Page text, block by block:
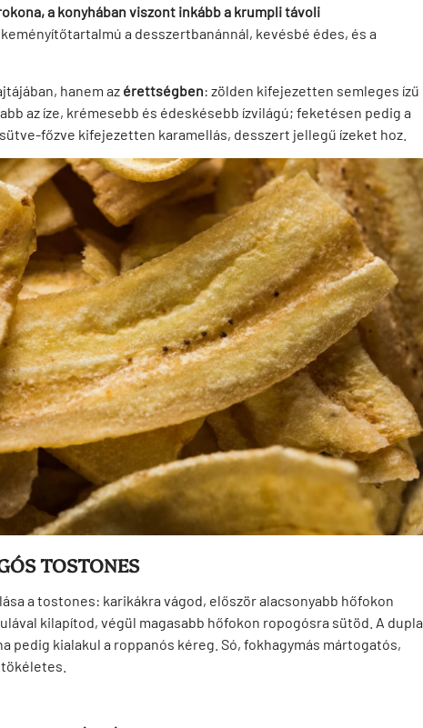
a konyhában viszont inkább a krumpli távoli
a desszertbanánnál, kevésbé édes, és a
hanem az érettségben: zölden kifejezetten semleges ízű
az íze, krémesebb és édeskésebb ízvilágú; feketésen pedig a
főzve kifejezetten karamellás, desszert jellegű ízeket hoz.
TOSTONES
a tostones: karikákra vágod, először alacsonyabb hőfokon
kilapítod, végül magasabb hőfokon ropogósra sütöd. A dupla
pedig kialakul a roppanós kéreg. Só, fokhagymás mártogatós,